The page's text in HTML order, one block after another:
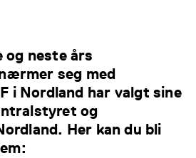
og neste års
seg med
i Nordland har valgt sine
og
Her kan du bli